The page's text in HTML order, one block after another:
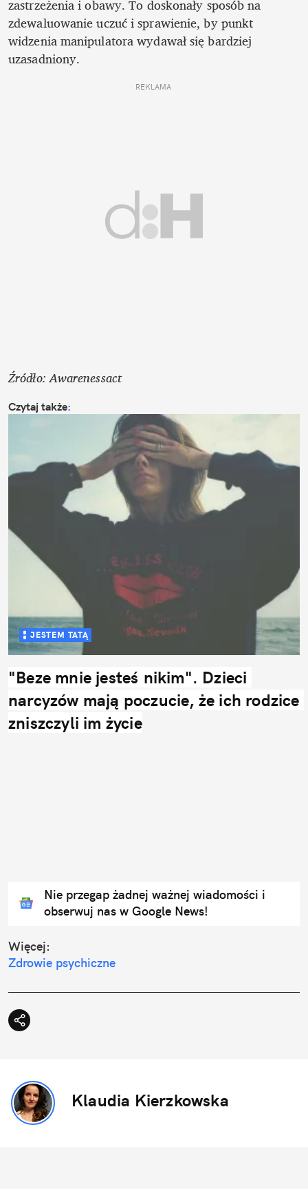
zastrzeżenia i obawy. To doskonały sposób na
zdewaluowanie uczuć i sprawienie, by punkt
widzenia manipulatora wydawał się bardziej
uzasadniony.
REKLAMA
Źródło: Awarenessact
Czytaj także:
JESTEM TATĄ
"Beze mnie jesteś nikim". Dzieci
narcyzów mają poczucie, że ich rodzice
zniszczyli im życie
Nie przegap żadnej ważnej wiadomości i
obserwuj nas w Google News!
Więcej:
Zdrowie psychiczne
Klaudia Kierzkowska